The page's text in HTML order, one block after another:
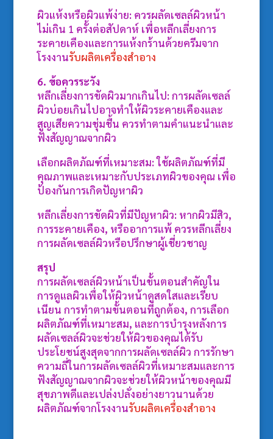
ผิวแห้งหรือผิวแพ้ง่าย: ควรผลัดเซลล์ผิวหน้า
ไม่เกิน 1 ครั้งต่อสัปดาห์ เพื่อหลีกเลี่ยงการ
ระคายเคืองและการแห้งกร้านด้วยครีมจาก
โรงงานรับผลิตเครื่องสำอาง
6. ข้อควรระวัง
หลีกเลี่ยงการขัดผิวมากเกินไป: การผลัดเซลล์
ผิวบ่อยเกินไปอาจทำให้ผิวระคายเคืองและ
สูญเสียความชุ่มชื้น ควรทำตามคำแนะนำและ
ฟังสัญญาณจากผิว
เลือกผลิตภัณฑ์ที่เหมาะสม: ใช้ผลิตภัณฑ์ที่มี
คุณภาพและเหมาะกับประเภทผิวของคุณ เพื่อ
ป้องกันการเกิดปัญหาผิว
หลีกเลี่ยงการขัดผิวที่มีปัญหาผิว: หากผิวมีสิว,
การระคายเคือง, หรืออาการแพ้ ควรหลีกเลี่ยง
การผลัดเซลล์ผิวหรือปรึกษาผู้เชี่ยวชาญ
สรุป
การผลัดเซลล์ผิวหน้าเป็นขั้นตอนสำคัญใน
การดูแลผิวเพื่อให้ผิวหน้าดูสดใสและเรียบ
เนียน การทำตามขั้นตอนที่ถูกต้อง, การเลือก
ผลิตภัณฑ์ที่เหมาะสม, และการบำรุงหลังการ
ผลัดเซลล์ผิวจะช่วยให้ผิวของคุณได้รับ
ประโยชน์สูงสุดจากการผลัดเซลล์ผิว การรักษา
ความถี่ในการผลัดเซลล์ผิวที่เหมาะสมและการ
ฟังสัญญาณจากผิวจะช่วยให้ผิวหน้าของคุณมี
สุขภาพดีและเปล่งปลั่งอย่างยาวนานด้วย
ผลิตภัณฑ์จากโรงงานรับผลิตเครื่องสำอาง